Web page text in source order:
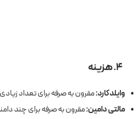
۴. هزینه
وایلدکارد:مقرون به صرفه برای تعداد
مالتی دامین:مقرون به صرفه برای چند